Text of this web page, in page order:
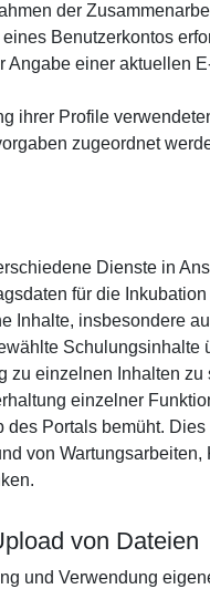
der
Benutzerkontos
Angabe einer aktuellen
ihrer Profile
zugeordnet
Dienste in
für die
Inhalte, insbesondere
Schulungsinhalte
zu einzelnen Inhalten
einzelner
Portals bemüht.
von
von Dateien
und Verwendung